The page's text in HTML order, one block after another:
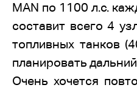
MAN по 1100 л.с.
составит всего 4
топливных танков
планировать
Очень хочется